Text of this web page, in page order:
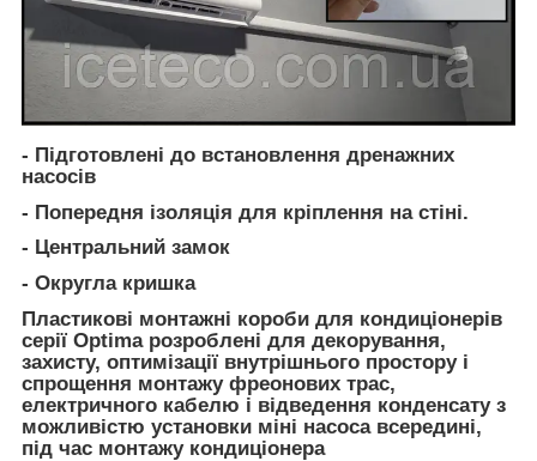
- Підготовлені до встановлення дренажних
насосів
- Попередня ізоляція для кріплення на стіні.
- Центральний замок
- Округла кришка
Пластикові монтажні короби для кондиціонерів
серії Optima розроблені для декорування,
захисту, оптимізації внутрішнього простору і
спрощення монтажу фреонових трас,
електричного кабелю і відведення конденсату з
можливістю установки міні насоса всередині,
під час монтажу кондиціонера